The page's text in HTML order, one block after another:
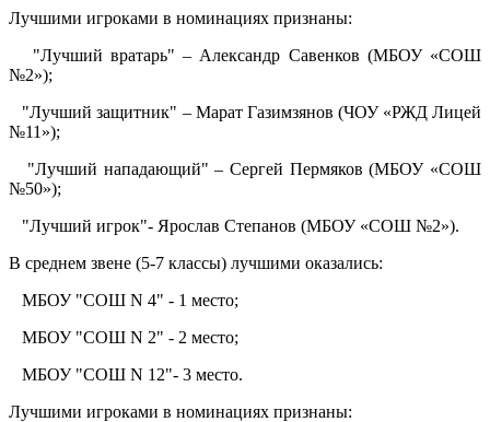
Лучшими игроками в номинациях признаны:
"Лучший вратарь" – Александр Савенков (МБОУ «СОШ
№2»);
"Лучший защитник" – Марат Газимзянов (ЧОУ «РЖД Лицей
№11»);
"Лучший нападающий" – Сергей Пермяков (МБОУ «СОШ
№50»);
"Лучший игрок"- Ярослав Степанов (МБОУ «СОШ №2»).
В среднем звене (5-7 классы) лучшими оказались:
МБОУ "СОШ N 4" - 1 место;
МБОУ "СОШ N 2" - 2 место;
МБОУ "СОШ N 12"- 3 место.
Лучшими игроками в номинациях признаны: